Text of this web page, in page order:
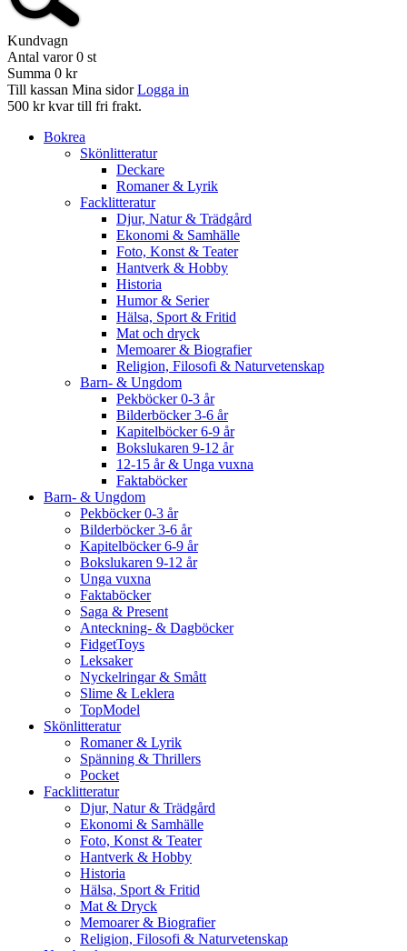
Kundvagn
Antal varor 0 st
Summa 0 kr
Till kassan Mina sidor Logga in
500 kr kvar till fri frakt.
Bokrea
Skönlitteratur
Deckare
Romaner & Lyrik
Facklitteratur
Djur, Natur & Trädgård
Ekonomi & Samhälle
Foto, Konst & Teater
Hantverk & Hobby
Historia
Humor & Serier
Hälsa, Sport & Fritid
Mat och dryck
Memoarer & Biografier
Religion, Filosofi & Naturvetenskap
Barn- & Ungdom
Pekböcker 0-3 år
Bilderböcker 3-6 år
Kapitelböcker 6-9 år
Bokslukaren 9-12 år
12-15 år & Unga vuxna
Faktaböcker
Barn- & Ungdom
Pekböcker 0-3 år
Bilderböcker 3-6 år
Kapitelböcker 6-9 år
Bokslukaren 9-12 år
Unga vuxna
Faktaböcker
Saga & Present
Anteckning- & Dagböcker
FidgetToys
Leksaker
Nyckelringar & Smått
Slime & Leklera
TopModel
Skönlitteratur
Romaner & Lyrik
Spänning & Thrillers
Pocket
Facklitteratur
Djur, Natur & Trädgård
Ekonomi & Samhälle
Foto, Konst & Teater
Hantverk & Hobby
Historia
Hälsa, Sport & Fritid
Mat & Dryck
Memoarer & Biografier
Religion, Filosofi & Naturvetenskap